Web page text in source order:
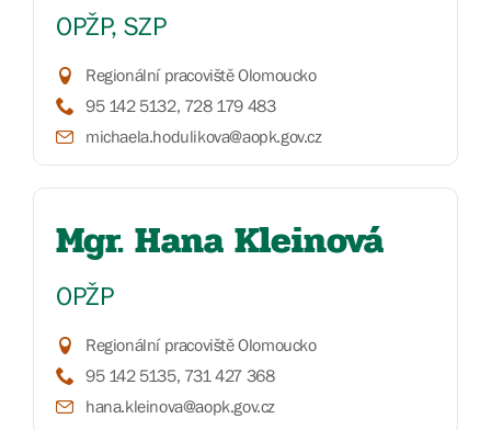
OPŽP, SZP
Regionální pracoviště Olomoucko
95 142 5132, 728 179 483
michaela.hodulikova@aopk.gov.cz
Mgr. Hana Kleinová
OPŽP
Regionální pracoviště Olomoucko
95 142 5135, 731 427 368
hana.kleinova@aopk.gov.cz